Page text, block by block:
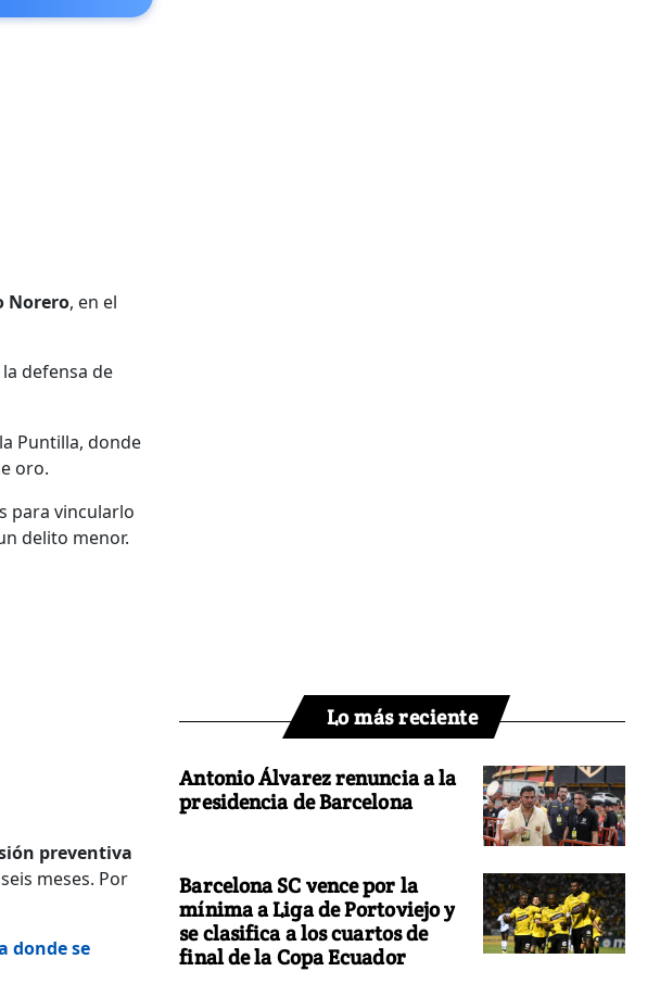
Norero, en el
defensa de
Puntilla, donde
oro.
para vincularlo
delito menor.
preventiva
meses. Por
donde se
Lo más reciente
Antonio Álvarez renuncia a la
presidencia de Barcelona
Barcelona SC vence por la
mínima a Liga de Portoviejo y
se clasifica a los cuartos de
final de la Copa Ecuador